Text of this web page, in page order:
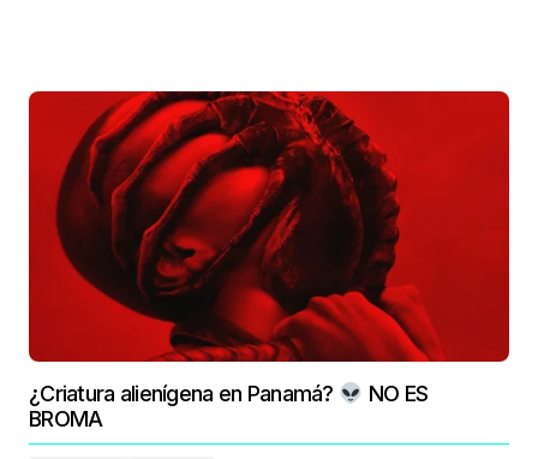
¿Criatura alienígena en Panamá?
NO ES
BROMA